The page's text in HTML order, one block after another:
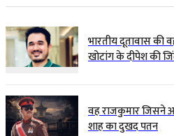
भारतीय दूतावास की
खोटांग के दीपेश की
वह राजकुमार जिसने
शाह का दुखद पतन